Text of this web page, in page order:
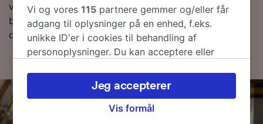
vores togplan forneden og,-tips til, hvordan du finder
billige billetter og vores ofte stillede spørgsmål,
deriblandt de første og sidste togtider.
Vi og vores115 partnere gemmer og/eller får
adgang til oplysninger på en enhed, f.eks.
unikke ID'er i cookies til behandling af
personoplysninger. Du kan acceptere eller
herunder din ret til at gøre indsigelse, hvor
legitim interesse bruges, eller når som helst på
siden om privatlivspolitik. Disse valg
Vis formål
Jeg accepterer